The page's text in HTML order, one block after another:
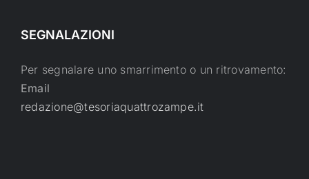
SEGNALAZIONI
Per segnalare uno smarrimento o un ritrovamento:
Email
redazione@tesoriaquattrozampe.it